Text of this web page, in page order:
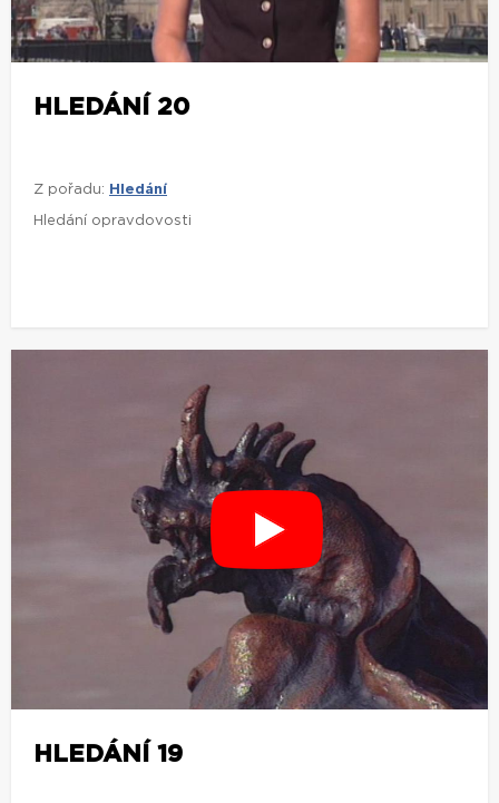
HLEDÁNÍ 20
Z pořadu: Hledání
Hledání opravdovosti
HLEDÁNÍ 19